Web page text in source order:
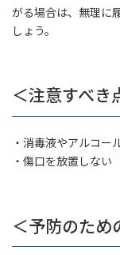
がる場合は、無理に
しょう。
＜注意すべき
・消毒液やアルコー
・傷口を放置しない
＜予防のため